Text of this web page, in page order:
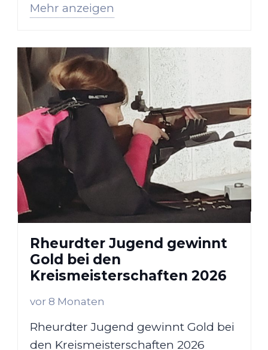
unserem Schützenverein das
Mehr anzeigen
Rheurdter Jugend gewinnt
Gold bei den
Kreismeisterschaften 2026
vor 8 Monaten
Rheurdter Jugend gewinnt Gold bei
den Kreismeisterschaften 2026